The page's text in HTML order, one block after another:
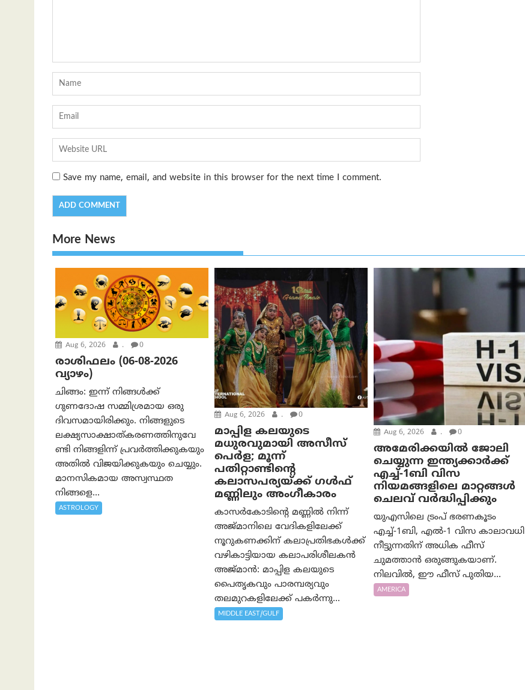
Save my name, email, and website in this browser for the next time I comment.
More News
Aug 6, 2026 . 0
രാശിഫലം (06-08-2026
വ്യാഴം)
ചിങ്ങം: ഇന്ന് നിങ്ങൾക്ക്
ഗുണദോഷ സമ്മിശ്രമായ ഒരു
ദിവസമായിരിക്കും. നിങ്ങളുടെ
ലക്ഷ്യസാക്ഷാത്കരണത്തിനുവേ
ണ്ടി നിങ്ങളിന്ന് പ്രവർത്തിക്കുകയും
അതില്‍ വിജയിക്കുകയും ചെയ്യും.
മാനസികമായ അസ്വസ്ഥത
നിങ്ങളെ...
ASTROLOGY
Aug 6, 2026 . 0
മാപ്പിള കലയുടെ
മധുരവുമായി അസീസ്
പെർള; മൂന്ന്
പതിറ്റാണ്ടിന്റെ
കലാസപര്യയ്ക്ക് ഗൾഫ്
മണ്ണിലും അംഗീകാരം
കാസർകോടിന്റെ മണ്ണിൽ നിന്ന്
അജ്മാനിലെ വേദികളിലേക്ക്
നൂറുകണക്കിന് കലാപ്രതിഭകൾക്ക്
വഴികാട്ടിയായ കലാപരിശീലകൻ
അജ്മാൻ: മാപ്പിള കലയുടെ
പൈതൃകവും പാരമ്പര്യവും
തലമുറകളിലേക്ക് പകർന്നു...
MIDDLE EAST/GULF
Aug 6, 2026 . 0
അമേരിക്കയില്‍ ജോലി
ചെയ്യുന്ന ഇന്ത്യക്കാർക്ക്
എച്ച്-1ബി വിസ
നിയമങ്ങളിലെ മാറ്റങ്ങൾ
ചെലവ് വർദ്ധിപ്പിക്കും
യുഎസിലെ ട്രംപ് ഭരണകൂടം
എച്ച്-1ബി, എൽ-1 വിസ കാലാവധി
നീട്ടുന്നതിന് അധിക ഫീസ്
ചുമത്താൻ ഒരുങ്ങുകയാണ്.
നിലവിൽ, ഈ ഫീസ് പുതിയ...
AMERICA